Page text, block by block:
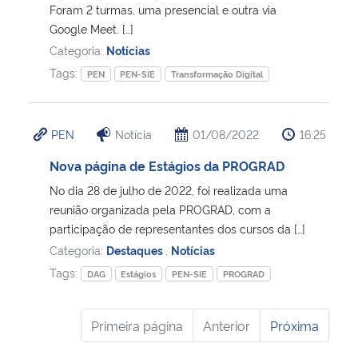
Foram 2 turmas, uma presencial e outra via
Google Meet. […]
Categoria: Notícias
Tags:
PEN PEN-SIE Transformação Digital
PEN Notícia 01/08/2022 16:25
Nova página de Estágios da PROGRAD
No dia 28 de julho de 2022, foi realizada uma
reunião organizada pela PROGRAD, com a
participação de representantes dos cursos da […]
Categoria: Destaques Notícias
Tags:
DAG Estágios PEN-SIE PROGRAD
Primeira página Anterior Próxima